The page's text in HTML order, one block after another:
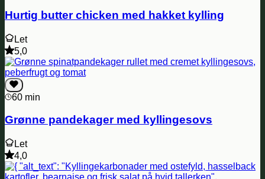
Hurtig butter chicken med hakket kylling
Let
5,0
60 min
Grønne pandekager med kyllingesovs
Let
4,0